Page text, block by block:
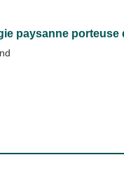
paysanne